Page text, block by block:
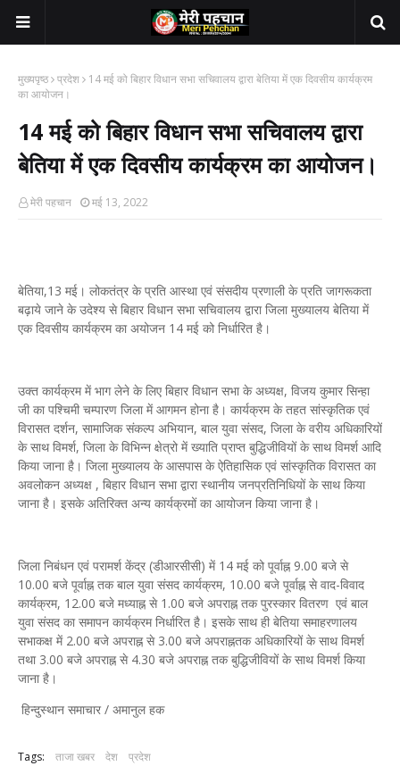
मुख्यपृष्ठ प्रदेश
14 मई को बिहार विधान सभा सचिवालय द्वारा बेतिया में एक दिवसीय कार्यक्रम
का आयोजन।
14 मई को बिहार विधान सभा सचिवालय द्वारा
बेतिया में एक दिवसीय कार्यक्रम का आयोजन।
मेरी पहचान मई 13, 2022
बेतिया,13 मई। लोकतंत्र के प्रति आस्था एवं संसदीय प्रणाली के प्रति जागरूकता
बढ़ाये जाने के उदेश्य से बिहार विधान सभा सचिवालय द्वारा जिला मुख्यालय बेतिया में
एक दिवसीय कार्यक्रम का अयोजन 14 मई को निर्धारित है।
उक्त कार्यक्रम में भाग लेने के लिए बिहार विधान सभा के अध्यक्ष, विजय कुमार सिन्हा
जी का पश्चिमी चम्पारण जिला में आगमन होना है। कार्यक्रम के तहत सांस्कृतिक एवं
विरासत दर्शन, सामाजिक संकल्प अभियान, बाल युवा संसद, जिला के वरीय अधिकारियों
के साथ विमर्श, जिला के विभिन्न क्षेत्रो में ख्याति प्राप्त बुद्धिजीवियों के साथ विमर्श आदि
किया जाना है। जिला मुख्यालय के आसपास के ऐतिहासिक एवं सांस्कृतिक विरासत का
अवलोकन अध्यक्ष , बिहार विधान सभा द्वारा स्थानीय जनप्रतिनिधियों के साथ किया
जाना है। इसके अतिरिक्त अन्य कार्यक्रमों का आयोजन किया जाना है।
जिला निबंधन एवं परामर्श केंद्र (डीआरसीसी) में 14 मई को पूर्वाह्न 9.00 बजे से
10.00 बजे पूर्वाह्न तक बाल युवा संसद कार्यक्रम, 10.00 बजे पूर्वाह्न से वाद-विवाद
कार्यक्रम, 12.00 बजे मध्याह्न से 1.00 बजे अपराह्न तक पुरस्कार वितरण एवं बाल
युवा संसद का समापन कार्यक्रम निर्धारित है। इसके साथ ही बेतिया समाहरणालय
सभाकक्ष में 2.00 बजे अपराह्न से 3.00 बजे अपराह्नतक अधिकारियों के साथ विमर्श
तथा 3.00 बजे अपराह्न से 4.30 बजे अपराह्न तक बुद्धिजीवियों के साथ विमर्श किया
जाना है।
हिन्दुस्थान समाचार / अमानुल हक
Tags: ताजा खबर देश प्रदेश